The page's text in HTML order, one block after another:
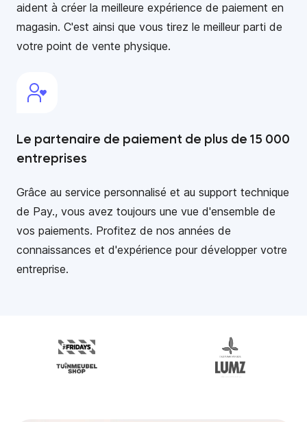
aident à créer la meilleure expérience de paiement en
magasin. C'est ainsi que vous tirez le meilleur parti de
votre point de vente physique.
Le partenaire de paiement de plus de 15 000
entreprises
Grâce au service personnalisé et au support technique
de Pay., vous avez toujours une vue d'ensemble de
vos paiements. Profitez de nos années de
connaissances et d'expérience pour développer votre
entreprise.